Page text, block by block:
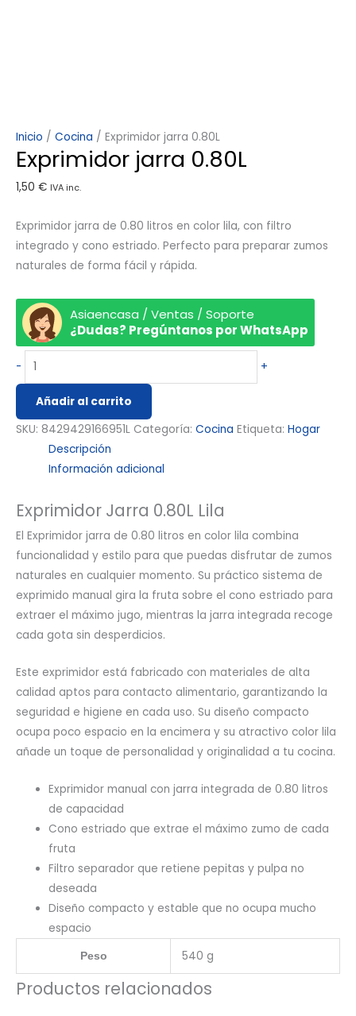
Inicio / Cocina / Exprimidor jarra 0.80L
Exprimidor jarra 0.80L
1,50 € IVA inc.
Exprimidor jarra de 0.80 litros en color lila, con filtro
integrado y cono estriado. Perfecto para preparar zumos
naturales de forma fácil y rápida.
Asiaencasa / Ventas / Soporte
¿Dudas? Pregúntanos por WhatsApp
- +
Añadir al carrito
SKU: 8429429166951L Categoría: Cocina Etiqueta: Hogar
Descripción
Información adicional
Exprimidor Jarra 0.80L Lila
El Exprimidor jarra de 0.80 litros en color lila combina
funcionalidad y estilo para que puedas disfrutar de zumos
naturales en cualquier momento. Su práctico sistema de
exprimido manual gira la fruta sobre el cono estriado para
extraer el máximo jugo, mientras la jarra integrada recoge
cada gota sin desperdicios.
Este exprimidor está fabricado con materiales de alta
calidad aptos para contacto alimentario, garantizando la
seguridad e higiene en cada uso. Su diseño compacto
ocupa poco espacio en la encimera y su atractivo color lila
añade un toque de personalidad y originalidad a tu cocina.
Exprimidor manual con jarra integrada de 0.80 litros
de capacidad
Cono estriado que extrae el máximo zumo de cada
fruta
Filtro separador que retiene pepitas y pulpa no
deseada
Diseño compacto y estable que no ocupa mucho
espacio
Peso 540 g
Productos relacionados